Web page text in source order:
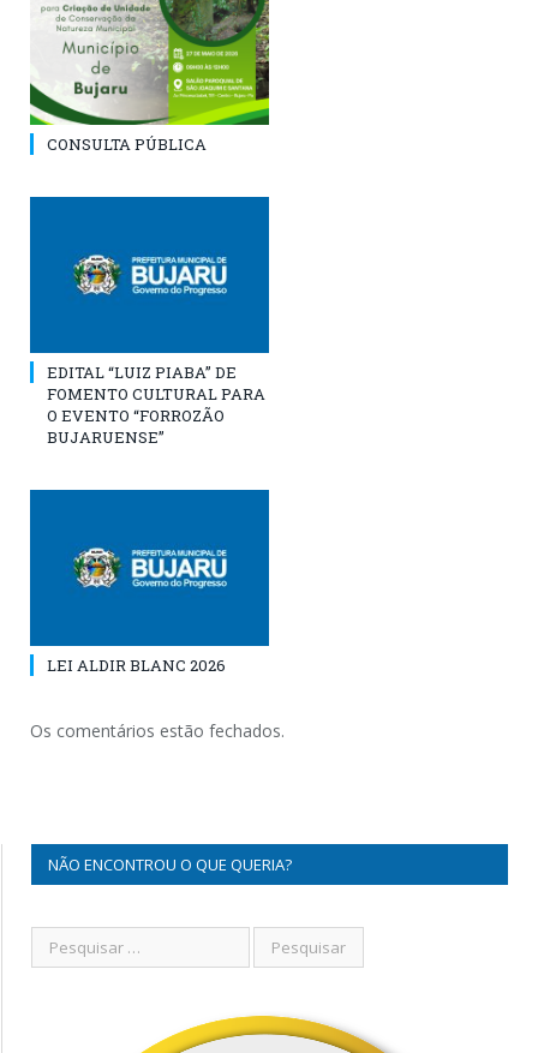
CONSULTA PÚBLICA
EDITAL “LUIZ PIABA” DE
FOMENTO CULTURAL PARA
O EVENTO “FORROZÃO
BUJARUENSE”
LEI ALDIR BLANC 2026
Os comentários estão fechados.
NÃO ENCONTROU O QUE QUERIA?